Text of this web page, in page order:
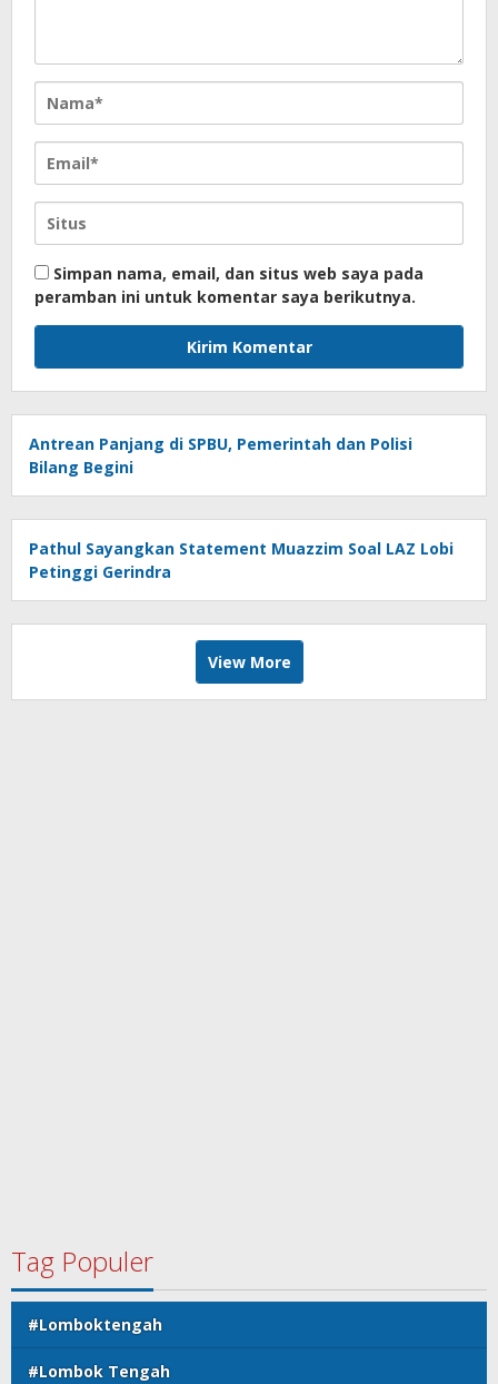
Simpan nama, email, dan situs web saya pada
peramban ini untuk komentar saya berikutnya.
Antrean Panjang di SPBU, Pemerintah dan Polisi
Bilang Begini
Pathul Sayangkan Statement Muazzim Soal LAZ Lobi
Petinggi Gerindra
View More
Tag Populer
#Lomboktengah
#Lombok Tengah